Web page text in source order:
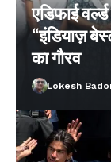
एडिफाई
“इंडियाज़
का गौरव
Lokesh